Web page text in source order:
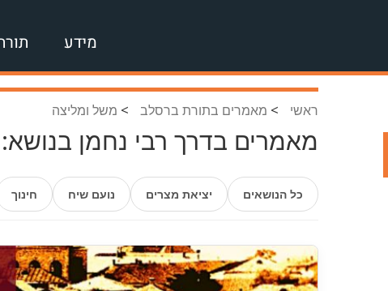
מידע
ראשי > מאמרים בתורת ברסלב > משל ומליצה
מאמרים בדרך רבי נחמן בנושא:
כל הנושאים יציאת מצרים נועם שיח חינוך